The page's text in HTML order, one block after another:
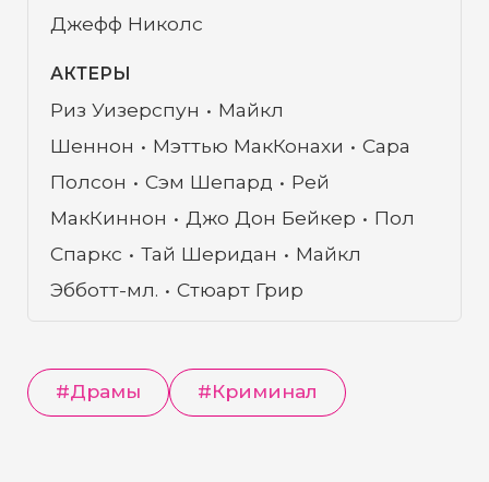
и ждет с кем-то встречи...
Джефф Николс
АКТЕРЫ
Риз Уизерспун
Майкл
Шеннон
Мэттью МакКонахи
Сара
Полсон
Сэм Шепард
Рей
МакКиннон
Джо Дон Бейкер
Пол
Спаркс
Тай Шеридан
Майкл
Эбботт-мл.
Стюарт Грир
#Драмы #Криминал